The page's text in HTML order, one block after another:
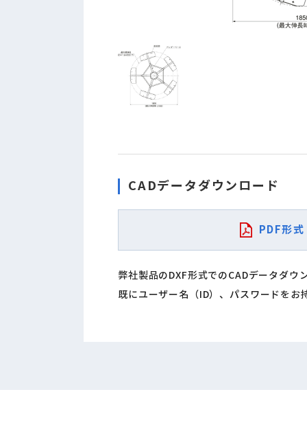
CADデータダウンロード
PDF形式
弊社製品のDXF形式でのCADデータダ
既にユーザー名（ID）、パスワードをお